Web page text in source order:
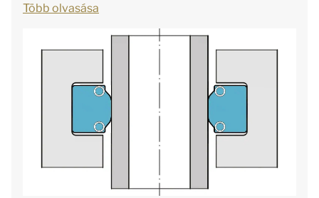
Több olvasása